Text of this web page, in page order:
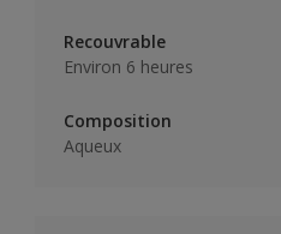
Recouvrable
Environ 6 heures
Composition
Aqueux